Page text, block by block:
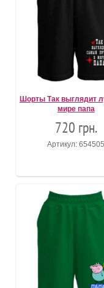
Шорты Так выглядит
мире папа
720 грн.
Артикул: 654505